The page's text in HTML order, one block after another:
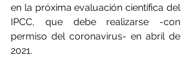
en la próxima evaluación científica del
IPCC, que debe realizarse -con
permiso del coronavirus- en abril de
2021.